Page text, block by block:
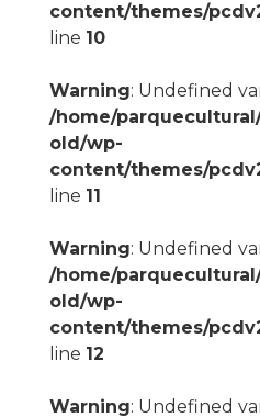
content/themes/
line 10
Warning: Undefined
/home/
old/wp-
content/themes/
line 11
Warning: Undefined
/home/
old/wp-
content/themes/
line 12
Warning: Undefined